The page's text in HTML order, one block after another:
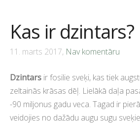
Kas ir dzintars?
11. marts 2017, Nav komentāru
Dzintars ir fosilie sveķi, kas tiek
zeltainās krāsas dēļ. Lielākā daļa
-90 miljonus gadu veca. Tagad ir
veidojies no dažādu augu sugu